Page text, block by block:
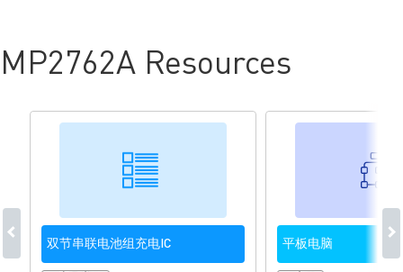
MP2762A Resources
双节串联电池组充电IC 平板电脑